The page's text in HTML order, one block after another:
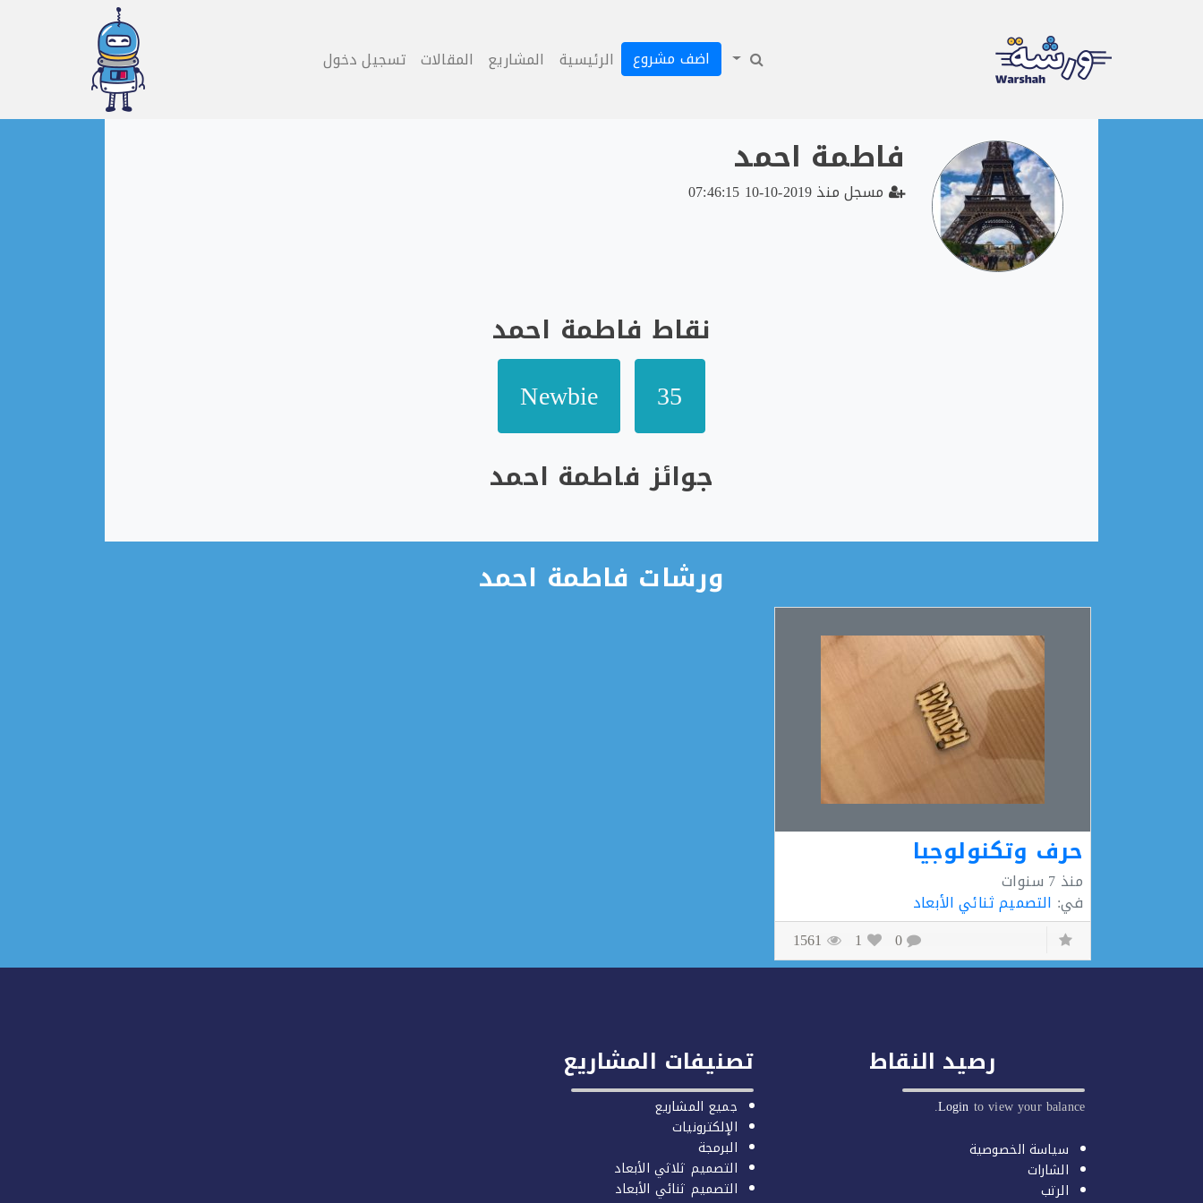
اضف مشروع الرئيسية المشاريع المقالات تسجيل دخول
Skip
فاطمة احمد
مسجل منذ 2019-10-10 07:46:15
نقاط فاطمة احمد
35
Newbie
جوائز فاطمة احمد
ورشات فاطمة احمد
حرف وتكنولوجيا
منذ 7 سنوات
في: التصميم ثنائي الأبعاد
0
رصيد النقاط
Login to view your balance.
سياسة الخصوصية
الشارات
الرتب
تصنيفات المشاريع
جميع المشاريع
الإلكترونيات
البرمجة
التصميم ثلاثي الأبعاد
التصميم ثنائي الأبعاد